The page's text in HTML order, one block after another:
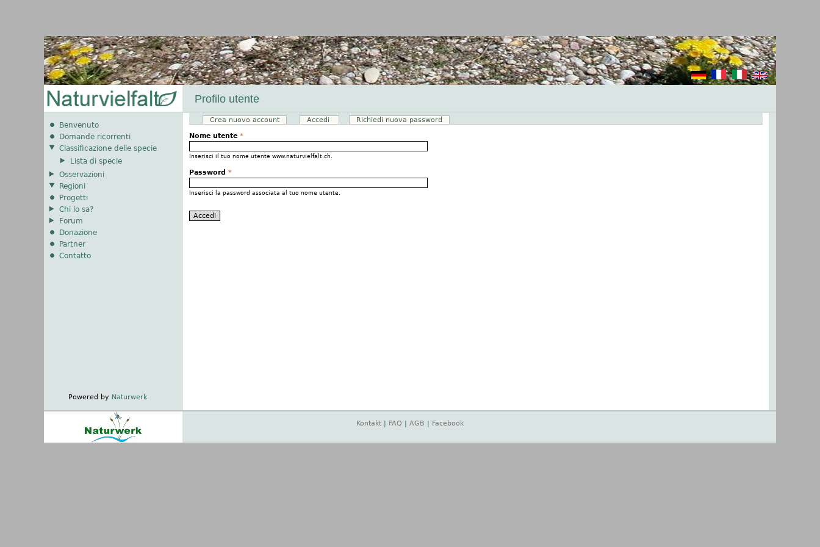
Profilo utente
Schede primarie
Crea nuovo account Accedi (scheda attiva)
Richiedi nuova password
Nome utente *
Inserisci il tuo nome utente www.naturvielfalt.ch.
Password *
Inserisci la password associata al tuo nome utente.
Benvenuto
Domande ricorrenti
Classificazione delle specie
Lista di specie
Osservazioni
Regioni
Progetti
Chi lo sa?
Forum
Donazione
Partner
Contatto
Powered by Naturwerk
Kontakt FAQ AGB Facebook